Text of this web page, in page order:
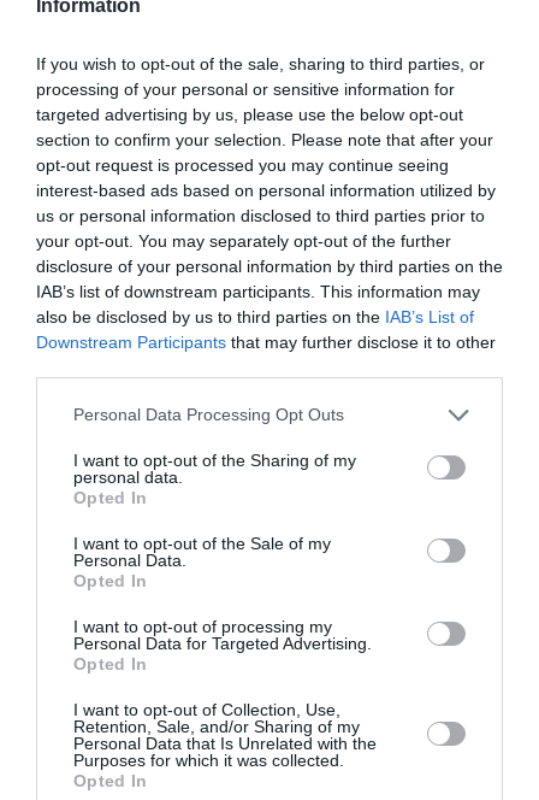
Information
If you wish to opt-out of the sale, sharing to third parties, or
processing of your personal or sensitive information for
targeted advertising by us, please use the below opt-out
section to confirm your selection. Please note that after your
opt-out request is processed you may continue seeing
interest-based ads based on personal information utilized by
us or personal information disclosed to third parties prior to
your opt-out. You may separately opt-out of the further
disclosure of your personal information by third parties on the
IAB’s list of downstream participants. This information may
also be disclosed by us to third parties on the IAB’s List of
Downstream Participants that may further disclose it to other
Personal Data Processing Opt Outs
I want to opt-out of the Sharing of my
personal data.
Opted In
I want to opt-out of the Sale of my
Personal Data.
Opted In
I want to opt-out of processing my
Personal Data for Targeted Advertising.
Opted In
I want to opt-out of Collection, Use,
Retention, Sale, and/or Sharing of my
Personal Data that Is Unrelated with the
Purposes for which it was collected.
Opted In
timp de două zile, dar nu l-au găsit. În mod
surprinzător,Marcel nu s-a mai întors la dormitorul
unde locuia împreună cu ceilalți ciobani.
În urma acestei știri devastatoare, Maria a fost
internată în spital de urgență din cauza stresului și a
șocului. Din păcate, ea a pierdut și copilul pe care îl
purta, deoarece era însărcinată în 5 luni.
Maria Crăciun își caută fratele Marcel
– Solicitări la autorități
Maria a încercat să obțină ajutor din partea
autorităților române și a consulatului român la
Bologna, Italia, dar nu a primit informații concrete
despre dispariția fratelui său. Cu cinci ani în urmă,
găsit, dar acesta nu era al lui Marcel.
Cu toate obstacolele și lipsa de sprijin din partea
autorităților,Maria nu renunță la speranța de a-și
regăsi fratele